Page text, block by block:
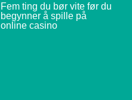
Fem ting du bør vite før du
begynner å spille på
online casino